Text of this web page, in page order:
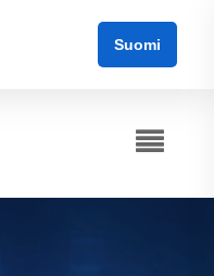
Suomi